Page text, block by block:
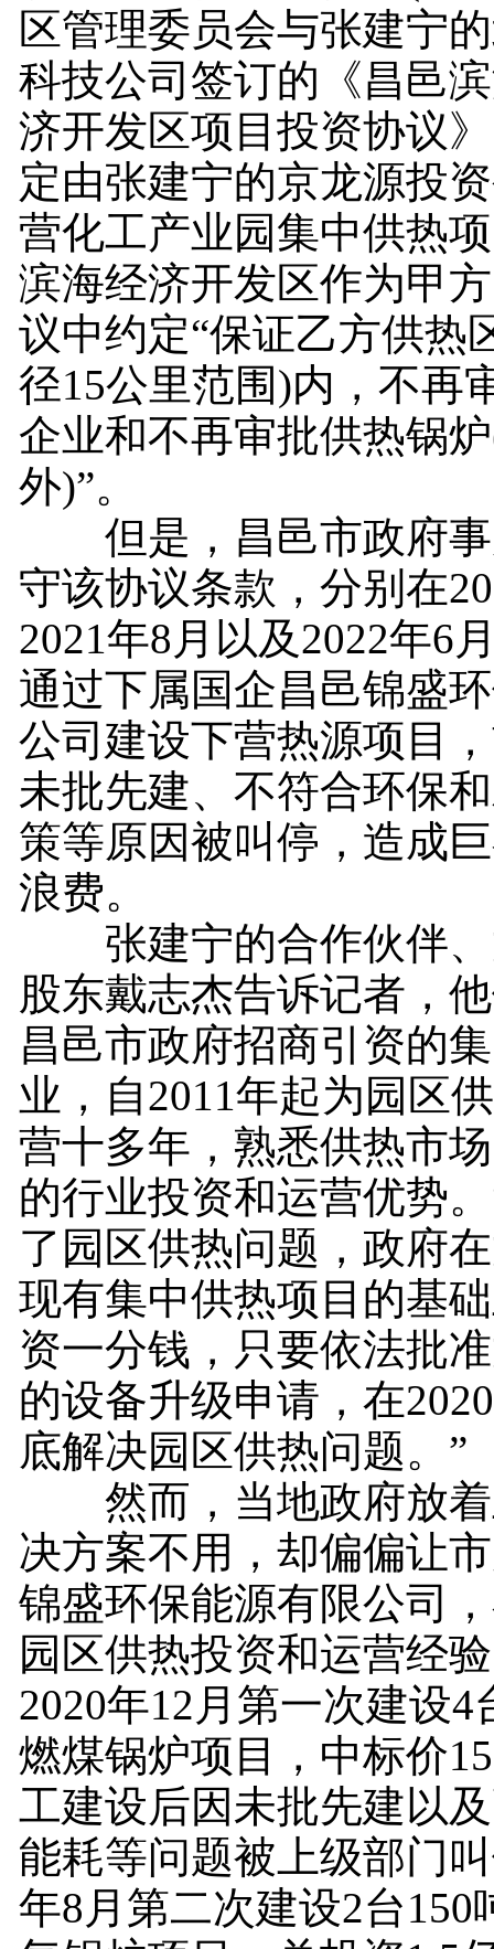
区管理委员会与张建宁
科技公司签订的《昌邑
济开发区项目投资协议
定由张建宁的京龙源投
营化工产业园集中供热
滨海经济开发区作为甲
议中约定“保证乙方供热
径15公里范围)内，不再
企业和不再审批供热锅
外)”。
但是，昌邑市政府事
守该协议条款，分别在
2021年8月以及2022年6
通过下属国企昌邑锦盛
公司建设下营热源项目
未批先建、不符合环保
策等原因被叫停，造成
浪费。
张建宁的合作伙伴、
股东戴志杰告诉记者，
昌邑市政府招商引资的
业，自2011年起为园区
营十多年，熟悉供热市
的行业投资和运营优势
了园区供热问题，政府
现有集中供热项目的基
资一分钱，只要依法批
的设备升级申请，在
底解决园区供热问题。”
然而，当地政府放着
决方案不用，却偏偏让
锦盛环保能源有限公司
园区供热投资和运营经
2020年12月第一次建设4
燃煤锅炉项目，中标价
工建设后因未批先建以
能耗等问题被上级部门
年8月第二次建设2台150